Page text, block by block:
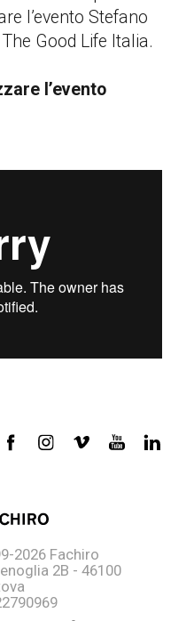
l’evento Stefano
Good Life Italia.
l’evento
2026Fachiro
2B - 46100